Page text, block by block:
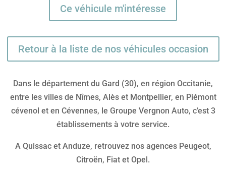
Ce véhicule m'intéresse
Retour à la liste de nos véhicules occasion
Dans le département du Gard (30), en région Occitanie,
entre les villes de Nîmes, Alès et Montpellier, en Piémont
cévenol et en Cévennes, le Groupe Vergnon Auto, c’est 3
établissements à votre service.
A Quissac et Anduze, retrouvez nos agences Peugeot,
Citroën, Fiat et Opel.